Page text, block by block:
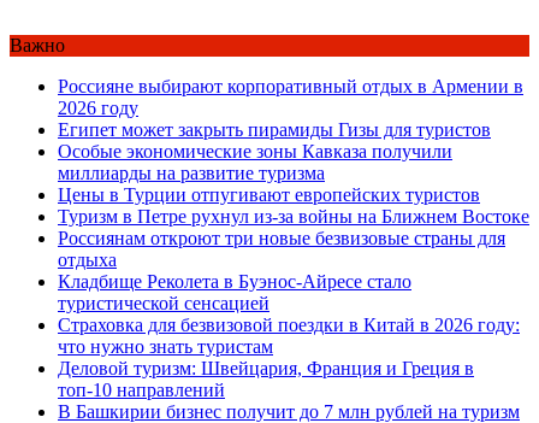
Важно
Россияне выбирают корпоративный отдых в Армении в
2026 году
Египет может закрыть пирамиды Гизы для туристов
Особые экономические зоны Кавказа получили
миллиарды на развитие туризма
Цены в Турции отпугивают европейских туристов
Туризм в Петре рухнул из-за войны на Ближнем Востоке
Россиянам откроют три новые безвизовые страны для
отдыха
Кладбище Реколета в Буэнос-Айресе стало
туристической сенсацией
Страховка для безвизовой поездки в Китай в 2026 году:
что нужно знать туристам
Деловой туризм: Швейцария, Франция и Греция в
топ-10 направлений
В Башкирии бизнес получит до 7 млн рублей на туризм